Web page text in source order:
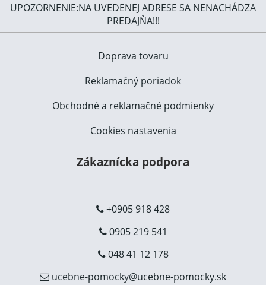
UPOZORNENIE:NA UVEDENEJ ADRESE SA NENACHÁDZA
PREDAJŇA!!!
Doprava tovaru
Reklamačný poriadok
Obchodné a reklamačné podmienky
Cookies nastavenia
Zákaznícka podpora
+0905 918 428
0905 219 541
048 41 12 178
ucebne-pomocky@ucebne-pomocky.sk